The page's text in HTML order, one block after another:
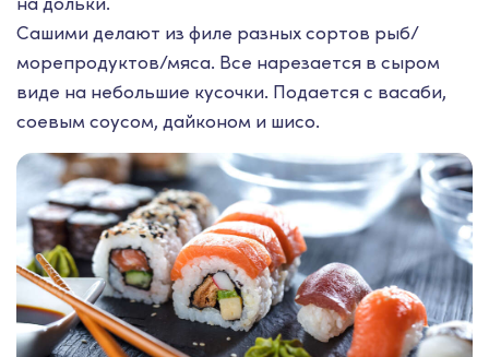
Сашими делают из филе разных сортов рыб/
морепродуктов/мяса. Все нарезается в сыром
виде на небольшие кусочки. Подается с васаби,
соевым соусом, дайконом и шисо.